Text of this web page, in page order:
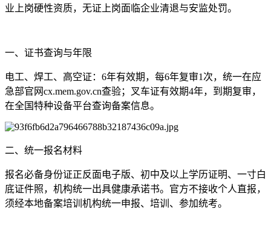
业上岗硬性资质，无证上岗面临企业清退与安监处罚。
一、证书查询与年限
电工、焊工、高空证：6年有效期，每6年复审1次，统一在应
急部官网cx.mem.gov.cn查验；叉车证有效期4年，到期复审，
在全国特种设备平台查询备案信息。
二、统一报名材料
报名必备身份证正反面电子版、初中及以上学历证明、一寸白
底证件照，机构统一出具健康承诺书。官方不接收个人直报，
须经本地备案培训机构统一申报、培训、参加统考。